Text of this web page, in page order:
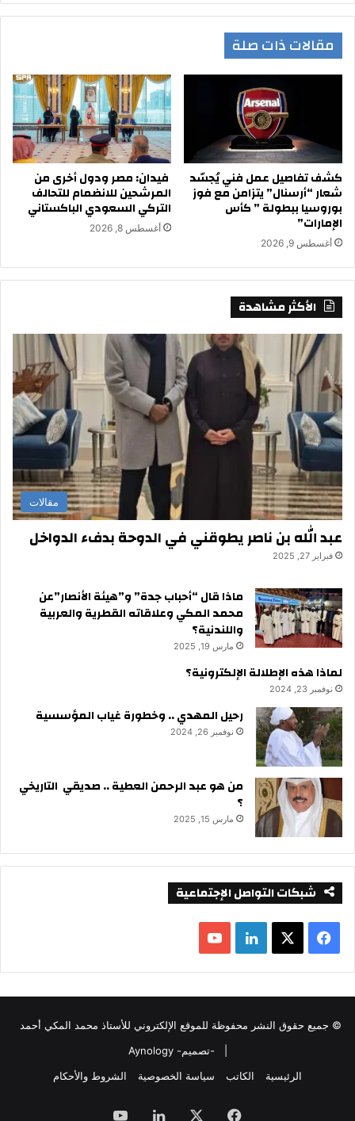
مقالات ذات صلة
كشف تفاصيل عمل فني يُجسّد
شعار “أرسنال” يتزامن مع فوز
بوروسيا ببطولة ” كأس
الإمارات”
أغسطس 9, 2026
فيدان: مصر ودول أخرى من
المرشحين للانضمام للتحالف
التركي السعودي الباكستاني
أغسطس 8, 2026
الأكثر مشاهدة
مقالات
عبد الله بن ناصر يطوقني في الدوحة بدفء الدواخل
فبراير 27, 2025
ماذا قال “أحباب جدة” و”هيئة الأنصار”عن
محمد المكي وعلاقاته القطرية والعربية
واللندنية؟
مارس 19, 2025
لماذا هذه الإطلالة الإلكترونية؟
نوفمبر 23, 2024
رحيل المهدي .. وخطورة غياب المؤسسية
نوفمبر 26, 2024
من هو عبد الرحمن العطية .. صديقي التاريخي
؟
مارس 15, 2025
شبكات التواصل الإجتماعية
ي
س
ب
X
ي
ن
ك
Y
o
u
© جميع حقوق النشر محفوظة للموقع الإلكتروني للأستاذ محمد المكي أحمد
-تصميم- Aynology
الرئيسية
الكاتب سياسة الخصوصية الشروط والأحكام
فيسبوك لينكدإن